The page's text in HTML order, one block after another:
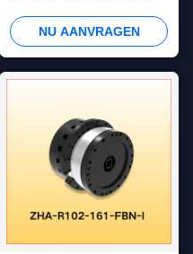
5 Nm Peak Torque, 300
rpm, OD46 mm
NU AANVRAGEN